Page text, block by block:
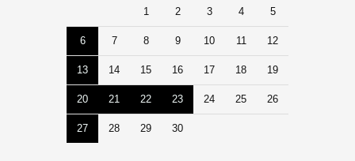
1 2 3 4 5
6 7 8 9 10 11 12
13 14 15 16 17 18 19
20 21 22 23 24 25 26
27 28 29 30